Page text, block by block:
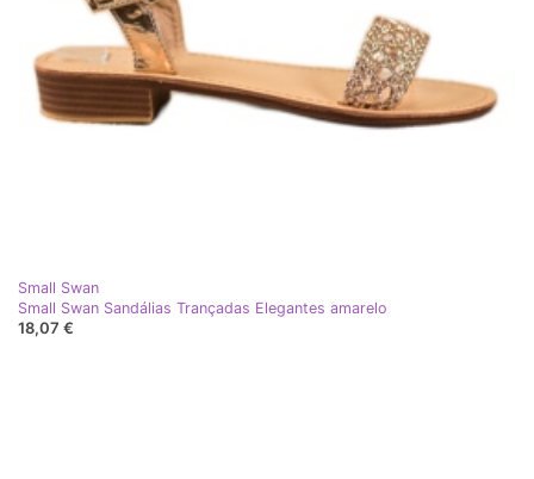
Small Swan
Small Swan Sandálias Trançadas Elegantes amarelo
18,07 €